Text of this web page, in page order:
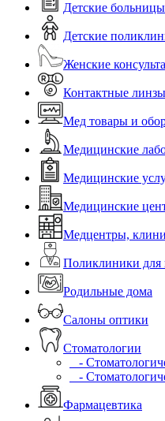
Детские больницы
Детские
Женские
Контактные линзы
Мед товары и
Медицинские
Медицинские
Медицинские
Медцентры,
Поликлиники для
Родильные дома
Салоны оптики
Стоматологии
-
-
Фармацевтика